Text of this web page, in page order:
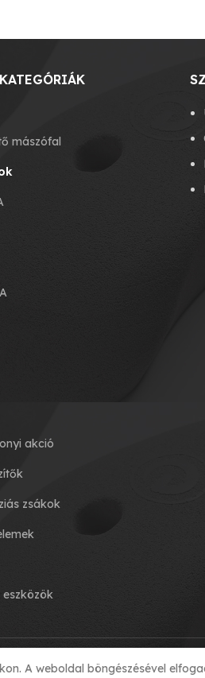
mászófal
akció
zsákok
eszközök
A weboldal böngészésével